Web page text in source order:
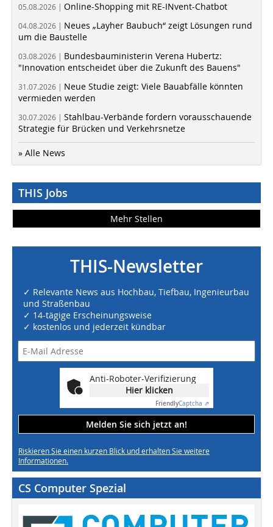
05.08.2026 | Online-Shopping mit RE-INvent-Chatbot
04.08.2026 | Neues „Layher Baubuch“ zeigt Lösungen rund
um die Baustelle
03.08.2026 | Bundesbauministerin Verena Hubertz:
"Innovation entscheidet über die Zukunft des Bauens"
31.07.2026 | Neue Studie zeigt: Viele Bauabfälle könnten
vermieden werden
30.07.2026 | Stahlbau-Verbände fordern vorausschauende
Strategie für Brücken und Verkehrsnetze
» Alle News
THIS Jobs
Mehr Stellen
THIS-Newsletter
✓ Relevante News aus Hochbau, Tiefbau, Ingenieurbau
und Straßenbau
✓ 14-tägige Erscheinungsweise
✓ kostenlos und jederzeit kündbar
Anti-Roboter-Verifizierung
Hier klicken
FriendlyCaptcha ⇗
Melden Sie sich jetzt an!
Riskieren Sie einen kurzen Blick und erhalten Sie weitere
Informationen.
CS Computer Spezial